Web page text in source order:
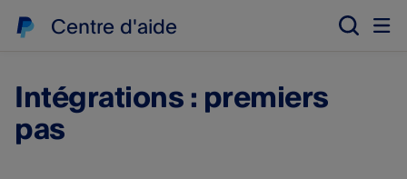
Centre d'aide
Intégrations : premiers
pas